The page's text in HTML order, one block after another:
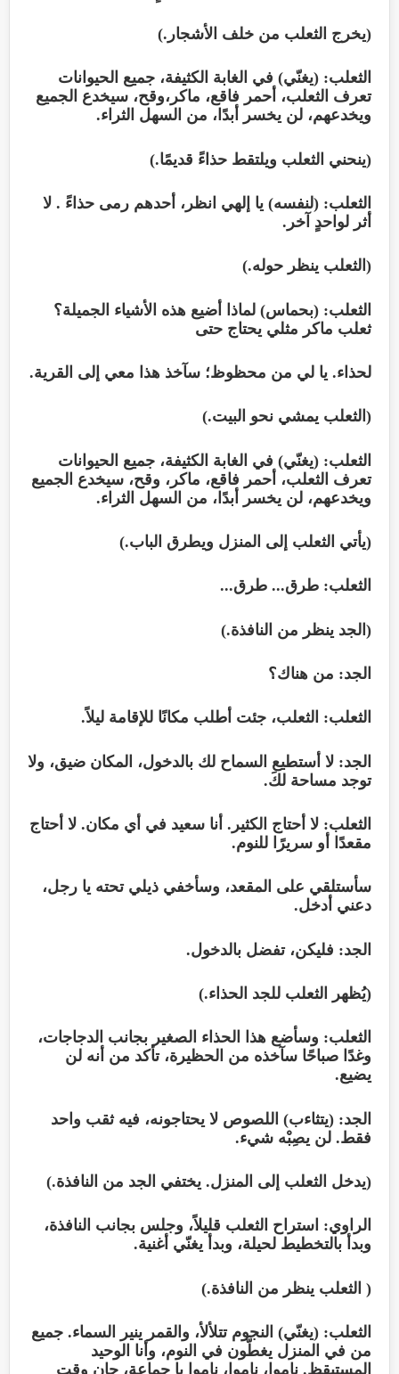
(يخرج الثعلب من خلف الأشجار.)
الثعلب: (يغنّي) في الغابة الكثيفة، جميع الحيوانات
تعرف الثعلب، أحمر فاقع، ماكر،وقح، سيخدع الجميع
ويخدعهم، لن يخسر أبدًا، من السهل الثراء.
(ينحني الثعلب ويلتقط حذاءً قديمًا.)
الثعلب: (لنفسه) يا إلهي انظر، أحدهم رمى حذاءً . لا
أثر لواحدٍ آخر.
(الثعلب ينظر حوله.)
الثعلب: (بحماس) لماذا أضيع هذه الأشياء الجميلة؟
ثعلب ماكر مثلي يحتاج حتى
لحذاء. يا لي من محظوظ؛ سآخذ هذا معي إلى القرية.
(الثعلب يمشي نحو البيت.)
الثعلب: (يغنّي) في الغابة الكثيفة، جميع الحيوانات
تعرف الثعلب، أحمر فاقع، ماكر، وقح، سيخدع الجميع
ويخدعهم، لن يخسر أبدًا، من السهل الثراء.
(يأتي الثعلب إلى المنزل ويطرق الباب.)
الثعلب: طرق... طرق...
(الجد ينظر من النافذة.)
الجد: من هناك؟
الثعلب: الثعلب، جئت أطلب مكانًا للإقامة ليلاً.
الجد: لا أستطيع السماح لك بالدخول، المكان ضيق، ولا
توجد مساحة لكَ.
الثعلب: لا أحتاج الكثير. أنا سعيد في أي مكان. لا أحتاج
مقعدًا أو سريرًا للنوم.
سأستلقي على المقعد، وسأخفي ذيلي تحته يا رجل،
دعني أدخل.
الجد: فليكن، تفضل بالدخول.
(يُظهر الثعلب للجد الحذاء.)
الثعلب: وسأضع هذا الحذاء الصغير بجانب الدجاجات،
وغدًا صباحًا سآخذه من الحظيرة، تأكد من أنه لن
يضيع.
الجد: (يتثاءب) اللصوص لا يحتاجونه، فيه ثقب واحد
فقط. لن يصِبْه شيء.
(يدخل الثعلب إلى المنزل. يختفي الجد من النافذة.)
الراوي: استراح الثعلب قليلاً، وجلس بجانب النافذة،
وبدأ بالتخطيط لحيلة، وبدأ يغنّي أغنية.
( الثعلب ينظر من النافذة.)
الثعلب: (يغنّي) النجوم تتلألأ، والقمر ينير السماء. جميع
من في المنزل يغطّون في النوم، وأنا الوحيد
المستيقظ. ناموا، ناموا، ناموا يا جماعة، حان وقت